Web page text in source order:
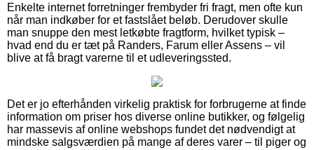
Enkelte internet forretninger frembyder fri fragt, men ofte kun
når man indkøber for et fastslået beløb. Derudover skulle
man snuppe den mest letkøbte fragtform, hvilket typisk –
hvad end du er tæt på Randers, Farum eller Assens – vil
blive at få bragt varerne til et udleveringssted.
Det er jo efterhånden virkelig praktisk for forbrugerne at finde
information om priser hos diverse online butikker, og følgelig
har massevis af online webshops fundet det nødvendigt at
mindske salgsværdien på mange af deres varer – til piger og